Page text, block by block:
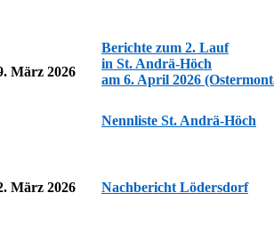
März 2026
Berichte zum 2. Lauf
in St. Andrä-Höch
am 6. April 2026
Nennliste St. Andrä-Höch
März 2026 Nachbericht Lödersdorf